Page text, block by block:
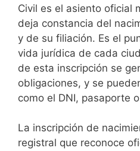
Civil es el asiento oficial
deja constancia del
y de su filiación. Es el
vida jurídica de cada
de esta inscripción se
obligaciones, y se
como el DNI, pasaporte
La inscripción de
registral que reconoce